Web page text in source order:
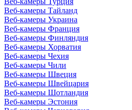
Веб-камеры Тайланд
Веб-камеры Украина
Веб-камеры Франция
Веб-камеры Финляндия
Веб-камеры Хорватия
Веб-камеры Чехия
Веб-камеры Чили
Веб-камеры Швеция
Веб-камеры Швейцария
Веб-камеры Шотландия
Веб-камеры Эстония